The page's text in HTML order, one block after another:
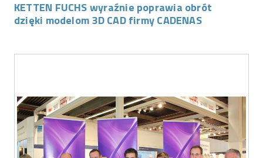
KETTEN FUCHS wyraźnie poprawia obrót
dzięki modelom 3D CAD firmy CADENAS